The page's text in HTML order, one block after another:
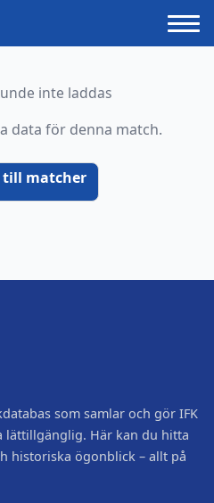
inte laddas
data för denna match.
till matcher
som samlar och gör IFK
Här kan du hitta
historiska ögonblick – allt på